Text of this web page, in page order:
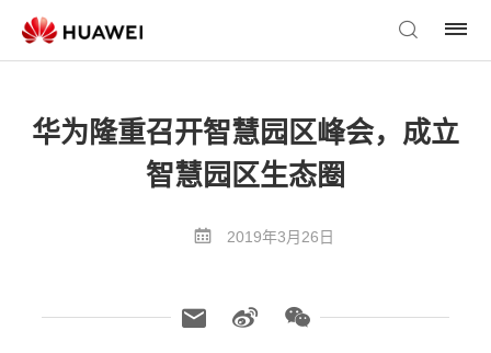
华为隆重召开智慧园区峰会，成立
智慧园区生态圈
2019年3月26日